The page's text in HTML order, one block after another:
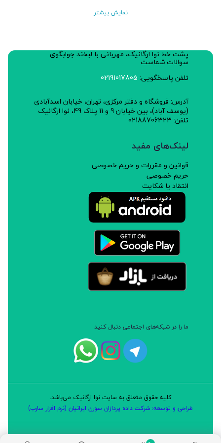
نمایش بیشتر
پشت خط نوا ارگانیک، مهربانی با لبخند جوابگوی
سوالات شماست
تلفن پاسخگویی: 02191017805
آدرس: فروشگاه و دفتر مرکزی، تهران، خیابان اسدآبادی
(یوسف آباد)، بین خیابان 9 و 11 پلاک 49، نوا ارگانیک
تلفن: 02188706323
لینک‌های مفید
قوانین و مقررات و حریم خصوصی
حریم خصوصی
انتقاد یا شکایت
ما را در شبکه‌های اجتماعی دنبال کنید
کلیه حقوق متعلق به سایت نوا ارگانیک می‌باشد.
طراحی و توسعه: شرکت داده پردازان سورن ایرانیان (نرم افزار سارب)